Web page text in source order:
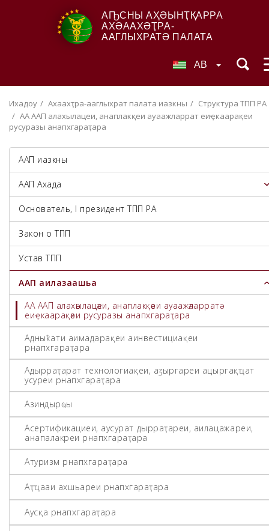
АҦСНЫ АҲӘЫНҬҚАРРА
АХӘААХӘҬРА-
ААГЛЫХРАТӘ ПАЛАТА
AB
Ихадоу Ахәаахәҭра-ааглыхратә палата иазкны
Структура ТПП РА
АА ААП алахәылацәеи, анаплакқәеи ауаажәларратә еиҿкаарақәеи
русуразы анапхгараҭара
ААП иазкны
ААП Ахада
Основатель, I президент ТПП РА
Закон о ТПП
Устав ТПП
ААП аилазаашьа
АА ААП алахәылацәеи, анаплакқәеи ауаажәларратә
еиҿкаарақәеи русуразы анапхгараҭара
Адәныҟатәи аимадарақәеи аинвестициақәеи
рнапхгараҭара
Адырраҭаратә технологиақәеи, аӡыргареи ацәыргақәҵатә
усуреи рнапхгараҭара
Азиндырҩы
Асертификациеи, аусуратә дырраҭареи, аилацәажәареи,
анапалакреи рнапхгараҭара
Атуризм рнапхгараҭара
Аҭҵааи ахәшьареи рнапхгараҭара
Аусқәа рнапхгараҭара